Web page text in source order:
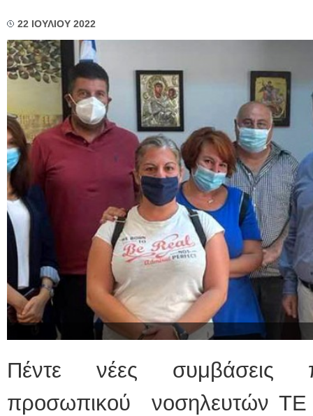
22 ΙΟΥΛΙΟΥ 2022
Πέντε νέες συμβάσεις
προσωπικού νοσηλευτών